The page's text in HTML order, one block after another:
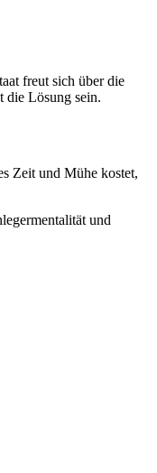
freut sich über die
die Lösung sein.
Zeit und Mühe kostet,
und